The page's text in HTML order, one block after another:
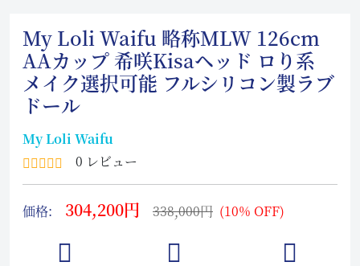
My Loli Waifu 略称MLW 126cm
AAカップ 希咲Kisaヘッド ロり系
メイク選択可能 フルシリコン製ラブ
ドール
My Loli Waifu
0 レビュー
価格: 304,200円 338,000円 (10% OFF)